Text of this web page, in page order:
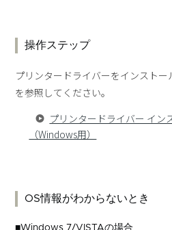
操作ステップ
プリンタードライバーをインスト
を参照してください。
プリンタードライバー イン
（Windows用）
OS情報がわからないとき
■Windows 7/VISTAの場合